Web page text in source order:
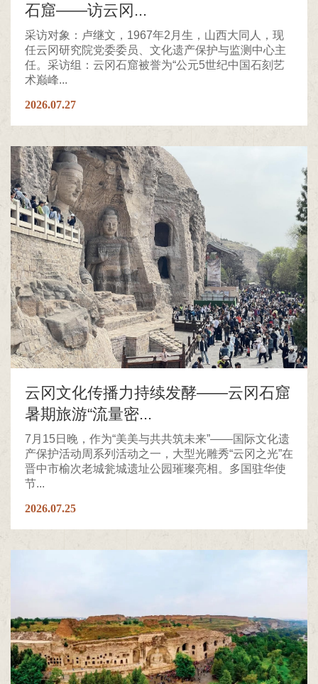
石窟——访云冈...
采访对象：卢继文，1967年2月生，山西大同人，现
任云冈研究院党委委员、文化遗产保护与监测中心主
任。采访组：云冈石窟被誉为“公元5世纪中国石刻艺
术巅峰...
2026.07.27
云冈文化传播力持续发酵——云冈石窟
暑期旅游“流量密...
7月15日晚，作为“美美与共共筑未来”——国际文化遗
产保护活动周系列活动之一，大型光雕秀“云冈之光”在
晋中市榆次老城瓮城遗址公园璀璨亮相。多国驻华使
节...
2026.07.25